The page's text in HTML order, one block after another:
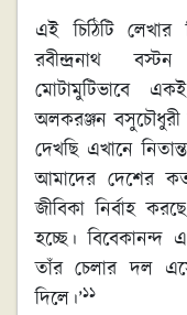
এই চিঠিটি
রবীন্দ্রনাথ
মোটামুটিভাবে
অলকরঞ্জন বসুচৌধুরী
দেখছি এখানে
আমাদের দেশের
জীবিকা নির্বাহ
হচ্ছে। বিবেকানন্দ
তাঁর চেলার দল
দিলে।’১১